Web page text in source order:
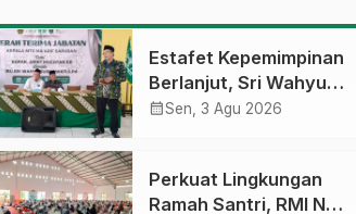
Estafet Kepemimpinan
Berlanjut, Sri Wahyu
Susilowati Resmi
calendar_monthSen, 3 Agu 2026
Perkuat Lingkungan
Ramah Santri, RMI NU